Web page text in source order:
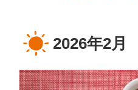
2026年2月